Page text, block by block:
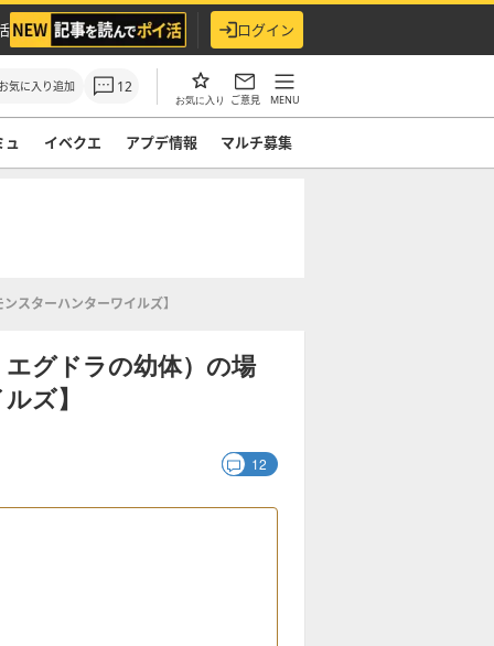
ログイン
気に入り追加 12
お気に入り ご意見 MENU
ュ イベクエ アプデ情報 マルチ募集
スターハンターワイルズ】
グドラの幼体）の場
ズ】
12